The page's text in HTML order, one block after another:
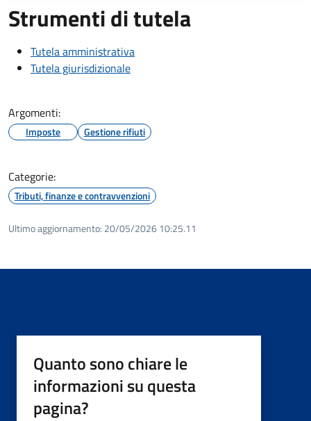
Strumenti di tutela
Tutela amministrativa
Tutela giurisdizionale
Argomenti:
Imposte Gestione rifiuti
Categorie:
Tributi, finanze e contravvenzioni
Ultimo aggiornamento: 20/05/2026 10:25.11
Quanto sono chiare le
informazioni su questa
pagina?